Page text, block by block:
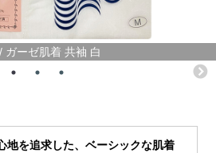
ガーゼ肌着 共袖 白
地を追求した、ベーシックな肌着